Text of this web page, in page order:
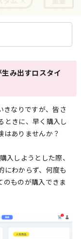
み出すロスタイ
きなりですが、皆さ
ときに、早く購入し
はありませんか？
入しようとした際、
にわからず、何度も
のものが購入できま